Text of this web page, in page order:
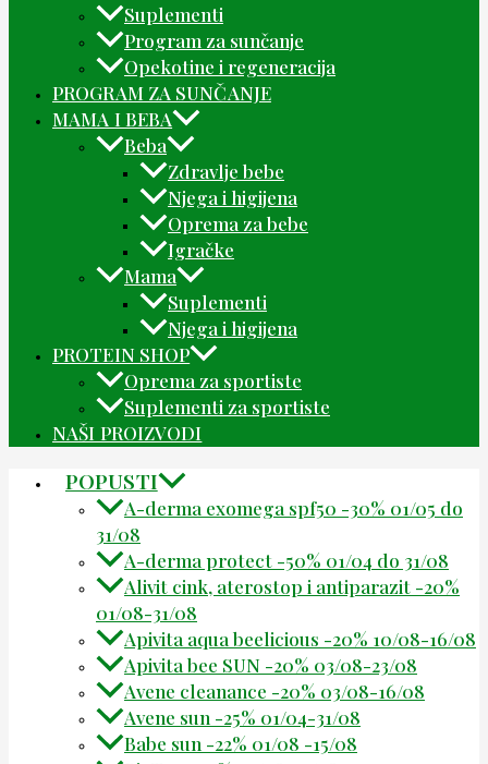
Suplementi
Program za sunčanje
Opekotine i regeneracija
PROGRAM ZA SUNČANJE
MAMA I BEBA
Beba
Zdravlje bebe
Njega i higijena
Oprema za bebe
Igračke
Mama
Suplementi
Njega i higijena
PROTEIN SHOP
Oprema za sportiste
Suplementi za sportiste
NAŠI PROIZVODI
POPUSTI
A-derma exomega spf50 -30% 01/05 do
31/08
A-derma protect -50% 01/04 do 31/08
Alivit cink, aterostop i antiparazit -20%
01/08-31/08
Apivita aqua beelicious -20% 10/08-16/08
Apivita bee SUN -20% 03/08-23/08
Avene cleanance -20% 03/08-16/08
Avene sun -25% 01/04-31/08
Babe sun -22% 01/08 -15/08